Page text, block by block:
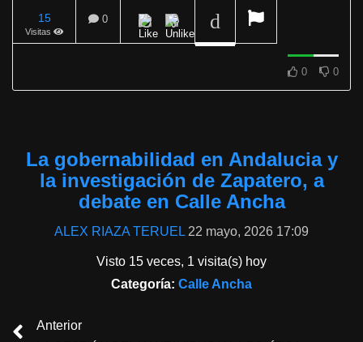
‘Calle Ancha’ analizó
municipal de mayo y la
corrupción en el PSOE
15
Visitas
0
0 0
La gobernabilidad en Andalucia y
la investigación de Zapatero, a
debate en Calle Ancha
ALEX RIAZA TERUEL 22 mayo, 2026 17:09
Visto 15 veces, 1 visita(s) hoy
Categoría: Calle Ancha
Anterior